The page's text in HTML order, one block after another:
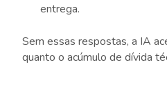
entrega.
Sem essas respostas, a IA
quanto o acúmulo de dívida